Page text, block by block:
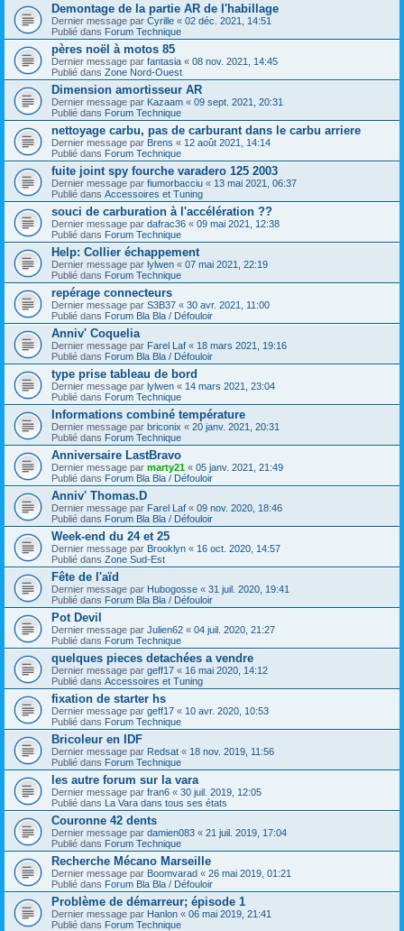
Demontage de la partie AR de l'habillage
Dernier message par Cyrille « 02 déc. 2021, 14:51
Publié dans Forum Technique
pères noël à motos 85
Dernier message par fantasia « 08 nov. 2021, 14:45
Publié dans Zone Nord-Ouest
Dimension amortisseur AR
Dernier message par Kazaam « 09 sept. 2021, 20:31
Publié dans Forum Technique
nettoyage carbu, pas de carburant dans le carbu arriere
Dernier message par Brens « 12 août 2021, 14:14
Publié dans Forum Technique
fuite joint spy fourche varadero 125 2003
Dernier message par fiumorbacciu « 13 mai 2021, 06:37
Publié dans Accessoires et Tuning
souci de carburation à l'accélération ??
Dernier message par dafrac36 « 09 mai 2021, 12:38
Publié dans Forum Technique
Help: Collier échappement
Dernier message par lylwen « 07 mai 2021, 22:19
Publié dans Forum Technique
repérage connecteurs
Dernier message par S3B37 « 30 avr. 2021, 11:00
Publié dans Forum Bla Bla / Défouloir
Anniv' Coquelia
Dernier message par Farel Laf « 18 mars 2021, 19:16
Publié dans Forum Bla Bla / Défouloir
type prise tableau de bord
Dernier message par lylwen « 14 mars 2021, 23:04
Publié dans Forum Technique
Informations combiné température
Dernier message par briconix « 20 janv. 2021, 20:31
Publié dans Forum Technique
Anniversaire LastBravo
Dernier message par marty21 « 05 janv. 2021, 21:49
Publié dans Forum Bla Bla / Défouloir
Anniv' Thomas.D
Dernier message par Farel Laf « 09 nov. 2020, 18:46
Publié dans Forum Bla Bla / Défouloir
Week-end du 24 et 25
Dernier message par Brooklyn « 16 oct. 2020, 14:57
Publié dans Zone Sud-Est
Fête de l'aïd
Dernier message par Hubogosse « 31 juil. 2020, 19:41
Publié dans Forum Bla Bla / Défouloir
Pot Devil
Dernier message par Julien62 « 04 juil. 2020, 21:27
Publié dans Forum Technique
quelques pieces detachées a vendre
Dernier message par geff17 « 16 mai 2020, 14:12
Publié dans Accessoires et Tuning
fixation de starter hs
Dernier message par geff17 « 10 avr. 2020, 10:53
Publié dans Forum Technique
Bricoleur en IDF
Dernier message par Redsat « 18 nov. 2019, 11:56
Publié dans Forum Technique
les autre forum sur la vara
Dernier message par fran6 « 30 juil. 2019, 12:05
Publié dans La Vara dans tous ses états
Couronne 42 dents
Dernier message par damien083 « 21 juil. 2019, 17:04
Publié dans Forum Technique
Recherche Mécano Marseille
Dernier message par Boomvarad « 26 mai 2019, 01:21
Publié dans Forum Bla Bla / Défouloir
Problème de démarreur; épisode 1
Dernier message par Hanlon « 06 mai 2019, 21:41
Publié dans Forum Technique